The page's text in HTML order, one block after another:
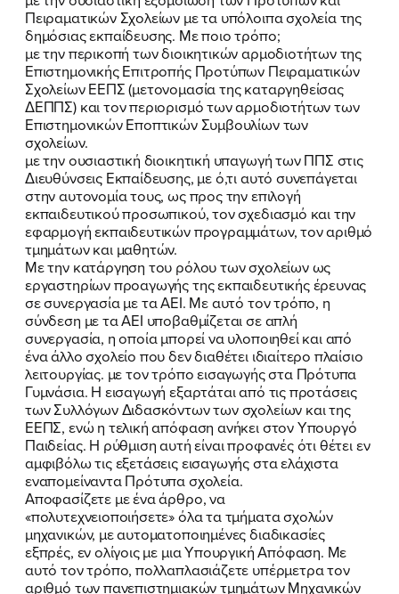
Πειραματικών Σχολείων με τα υπόλοιπα σχολεία της
δημόσιας εκπαίδευσης. Με ποιο τρόπο;
με την περικοπή των διοικητικών αρμοδιοτήτων της
Επιστημονικής Επιτροπής Προτύπων Πειραματικών
Σχολείων ΕΕΠΣ (μετονομασία της καταργηθείσας
ΔΕΠΠΣ) και τον περιορισμό των αρμοδιοτήτων των
Επιστημονικών Εποπτικών Συμβουλίων των
σχολείων.
με την ουσιαστική διοικητική υπαγωγή των ΠΠΣ στις
Διευθύνσεις Εκπαίδευσης, με ό,τι αυτό συνεπάγεται
στην αυτονομία τους, ως προς την επιλογή
εκπαιδευτικού προσωπικού, τον σχεδιασμό και την
εφαρμογή εκπαιδευτικών προγραμμάτων, τον αριθμό
τμημάτων και μαθητών.
Με την κατάργηση του ρόλου των σχολείων ως
εργαστηρίων προαγωγής της εκπαιδευτικής έρευνας
σε συνεργασία με τα ΑΕΙ. Με αυτό τον τρόπο, η
σύνδεση με τα ΑΕΙ υποβαθμίζεται σε απλή
συνεργασία, η οποία μπορεί να υλοποιηθεί και από
ένα άλλο σχολείο που δεν διαθέτει ιδιαίτερο πλαίσιο
λειτουργίας. με τον τρόπο εισαγωγής στα Πρότυπα
Γυμνάσια. Η εισαγωγή εξαρτάται από τις προτάσεις
των Συλλόγων Διδασκόντων των σχολείων και της
ΕΕΠΣ, ενώ η τελική απόφαση ανήκει στον Υπουργό
Παιδείας. Η ρύθμιση αυτή είναι προφανές ότι θέτει εν
αμφιβόλω τις εξετάσεις εισαγωγής στα ελάχιστα
εναπομείναντα Πρότυπα σχολεία.
Aποφασίζετε με ένα άρθρο, να
«πολυτεχνειοποιήσετε» όλα τα τμήματα σχολών
μηχανικών, με αυτοματοποιημένες διαδικασίες
εξπρές, εν ολίγοις με μια Υπουργική Απόφαση. Με
αυτό τον τρόπο, πολλαπλασιάζετε υπέρμετρα τον
αριθμό των πανεπιστημιακών τμημάτων Μηχανικών